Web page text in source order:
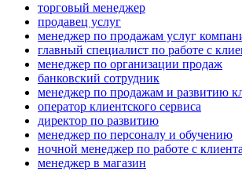
торговый менеджер
продавец услуг
менеджер по продажам услуг
главный специалист по работе с
менеджер по организации продаж
банковский сотрудник
менеджер по продажам и развитию
оператор клиентского сервиса
директор по развитию
менеджер по персоналу и обучению
ночной менеджер по работе с
менеджер в магазин